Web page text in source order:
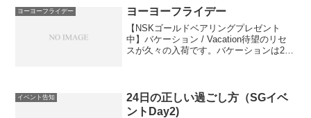
ヨーヨーフライデー ヨーヨーフライデー
【NSKゴールドベアリングプレゼント
中】バケーション / Vacation待望のリセ
スが久々の入荷です。バケーションは2色
ン...
イベント告知
24日の正しい過ごし方（SGイベ
ントDay2)